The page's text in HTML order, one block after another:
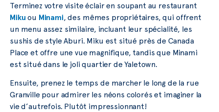
Terminez votre visite éclair en soupant au restaurant
Miku ou Minami, des mêmes propriétaires, qui offrent
un menu assez similaire, incluant leur spécialité, les
sushis de style Aburi. Miku est situé près de Canada
Place et offre une vue magnifique, tandis que Minami
est situé dans le joli quartier de Yaletown.
Ensuite, prenez le temps de marcher le long de la rue
Granville pour admirer les néons colorés et imaginer la
vie d’autrefois. Plutôt impressionnant!